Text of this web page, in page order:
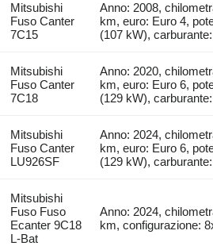
Mitsubishi
Fuso Canter
7C15
Anno: 2008,
km, euro: Euro 4,
(107 kW),
Mitsubishi
Fuso Canter
7C18
Anno: 2020,
km, euro: Euro 6,
(129 kW),
Mitsubishi
Fuso Canter
LU926SF
Anno: 2024,
km, euro: Euro 6,
(129 kW),
Mitsubishi
Fuso Fuso
Ecanter 9C18
L-Bat
Anno: 2024,
km, configurazione: